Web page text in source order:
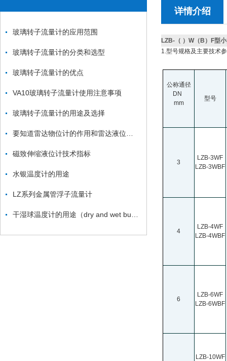
玻璃转子流量计的应用范围
玻璃转子流量计的分类和选型
玻璃转子流量计的优点
VA10玻璃转子流量计使用注意事项
玻璃转子流量计的用途及选择
磁致伸缩液位计技术指标
水银温度计的用途
LZ系列金属管浮子流量计
详情介绍
LZB-（ ）W（B）F型
1.型号规格及主要技术
公称通径
DN
mm
型号
3
LZB-3WF
LZB-3WBF
4
LZB-4WF
LZB-4WBF
6
LZB-6WF
LZB-6WBF
LZB-10WF